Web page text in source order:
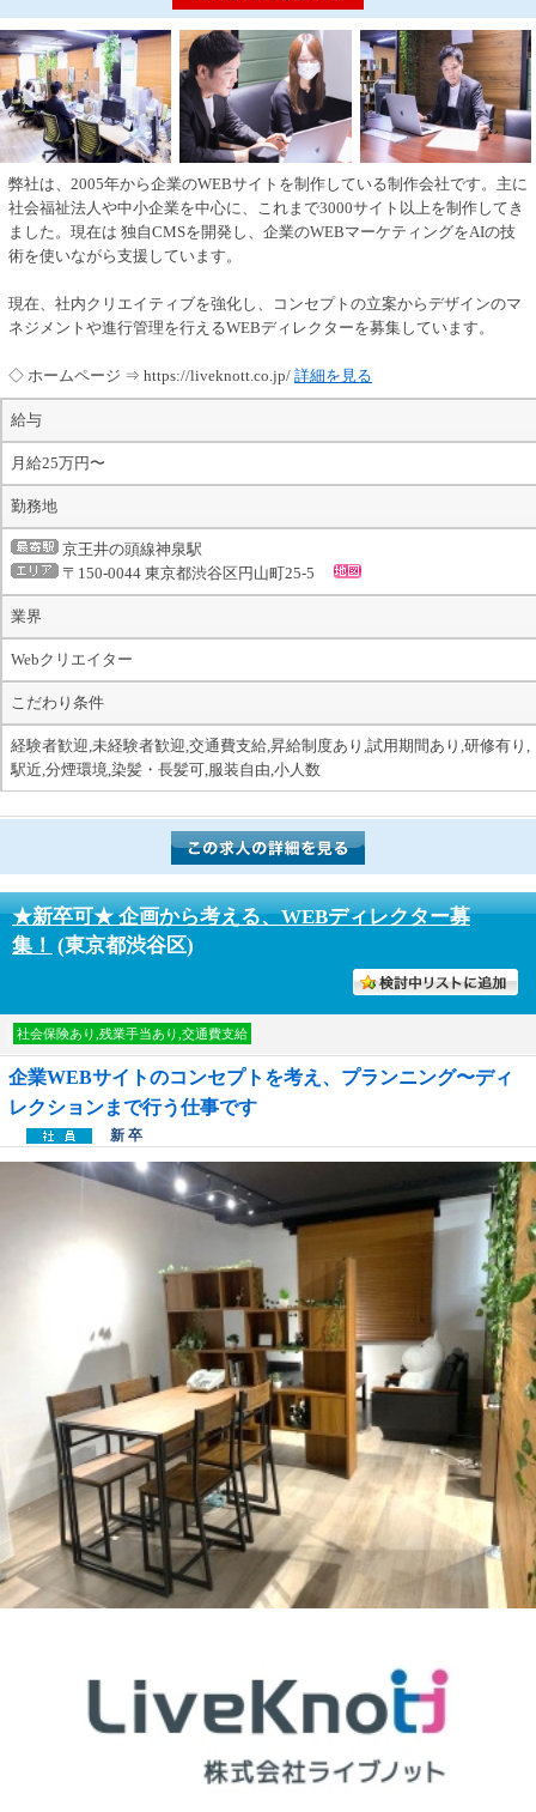
弊社は、2005年から企業のWEBサイトを制作している制作会社です。主に
社会福祉法人や中小企業を中心に、これまで3000サイト以上を制作してき
ました。現在は 独自CMSを開発し、企業のWEBマーケティングをAIの技
術を使いながら支援しています。
現在、社内クリエイティブを強化し、コンセプトの立案からデザインのマ
ネジメントや進行管理を行えるWEBディレクターを募集しています。
◇ ホームページ ⇒ https://liveknott.co.jp/ 詳細を見る
給与
月給25万円〜
勤務地
京王井の頭線神泉駅
〒150-0044 東京都渋谷区円山町25-5
業界
Webクリエイター
こだわり条件
経験者歓迎,未経験者歓迎,交通費支給,昇給制度あり,試用期間あり,研修有り,
駅近,分煙環境,染髪・長髪可,服装自由,小人数
★新卒可★ 企画から考える、WEBディレクター募
集！ (東京都渋谷区)
討中リストに入れる
社会保険あり,残業手当あり,交通費支給
企業WEBサイトのコンセプトを考え、プランニング〜ディ
レクションまで行う仕事です
新 卒